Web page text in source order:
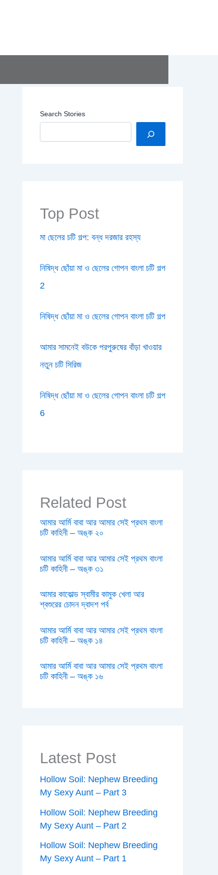
Search Stories
Top Post
মা ছেলের চটি গল্প: বন্ধ দরজার রহস্য
নিষিদ্ধ ছোঁয়া মা ও ছেলের গোপন বাংলা চটি গল্প
2
নিষিদ্ধ ছোঁয়া মা ও ছেলের গোপন বাংলা চটি গল্প
আমার সামনেই বউকে পরপুরুষের বাঁড়া খাওয়ার
নতুন চটি সিরিজ
নিষিদ্ধ ছোঁয়া মা ও ছেলের গোপন বাংলা চটি গল্প
6
Related Post
আমার আর্মি বাবা আর আমার সেই প্রথম বাংলা
চটি কাহিনী – অঙ্ক ২০
আমার আর্মি বাবা আর আমার সেই প্রথম বাংলা
চটি কাহিনী – অঙ্ক ৩১
আমার কাকোল্ড স্বামীর কামুক খেলা আর
শ্বশুরের চোদন দ্বাদশ পর্ব
আমার আর্মি বাবা আর আমার সেই প্রথম বাংলা
চটি কাহিনী – অঙ্ক ১৪
আমার আর্মি বাবা আর আমার সেই প্রথম বাংলা
চটি কাহিনী – অঙ্ক ১৬
Latest Post
Hollow Soil: Nephew Breeding
My Sexy Aunt – Part 3
Hollow Soil: Nephew Breeding
My Sexy Aunt – Part 2
Hollow Soil: Nephew Breeding
My Sexy Aunt – Part 1